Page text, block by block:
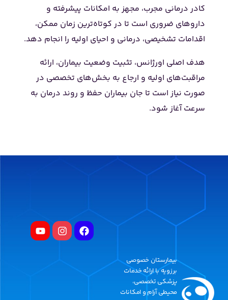
کادر درمانی مجرب، مجهز به امکانات پیشرفته و
داروهای ضروری است تا در کوتاه‌ترین زمان ممکن،
اقدامات تشخیصی، درمانی و احیای اولیه را انجام دهد.
هدف اصلی اورژانس، تثبیت وضعیت بیماران، ارائه
مراقبت‌های اولیه و ارجاع به بخش‌های تخصصی در
صورت نیاز است تا جان بیماران حفظ و روند درمان به
سرعت آغاز شود.
بیمارستان خصوصی
برزویه با ارائه خدمات
پزشکی تخصصی،
محیطی آرام و امکانات